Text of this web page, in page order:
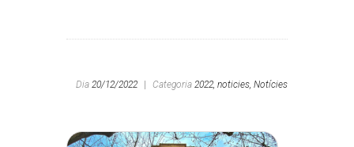
Dia 20/12/2022 Categoria 2022, noticies, Notícies